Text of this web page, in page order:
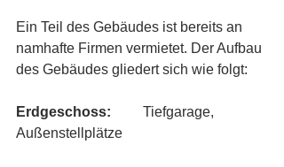
Ein Teil des Gebäudes ist bereits an
namhafte Firmen vermietet. Der Aufbau
des Gebäudes gliedert sich wie folgt:
Erdgeschoss:
        Tiefgarage,
Außenstellplätze